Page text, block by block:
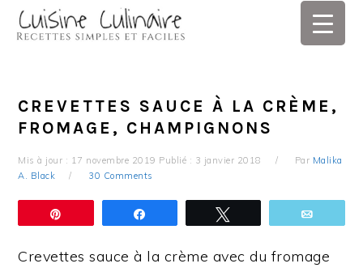
Skip
Skip
Skip
Skip
CREVETTES SAUCE À LA CRÈME,
FROMAGE, CHAMPIGNONS
Mis à jour : 17 novembre 2019 Publié : 3 janvier 2018 Par Malika
A. Black
30 Comments
Crevettes sauce à la crème avec du fromage